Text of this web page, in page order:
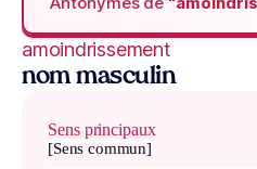
amoindrissement
nom masculin
Sens principaux
[Sens commun]